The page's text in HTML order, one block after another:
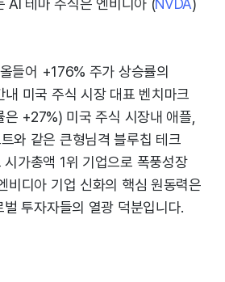
AI 테마 주식은 엔비디아 (NVDA)
들어 +176% 주가 상승률의
미국 주식 시장 대표 벤치마크
+27%) 미국 주식 시장내 애플,
와 같은 큰형님격 블루칩 테크
가총액 1위 기업으로 폭풍성장
비디아 기업 신화의 핵심 원동력은
투자자들의 열광 덕분입니다.